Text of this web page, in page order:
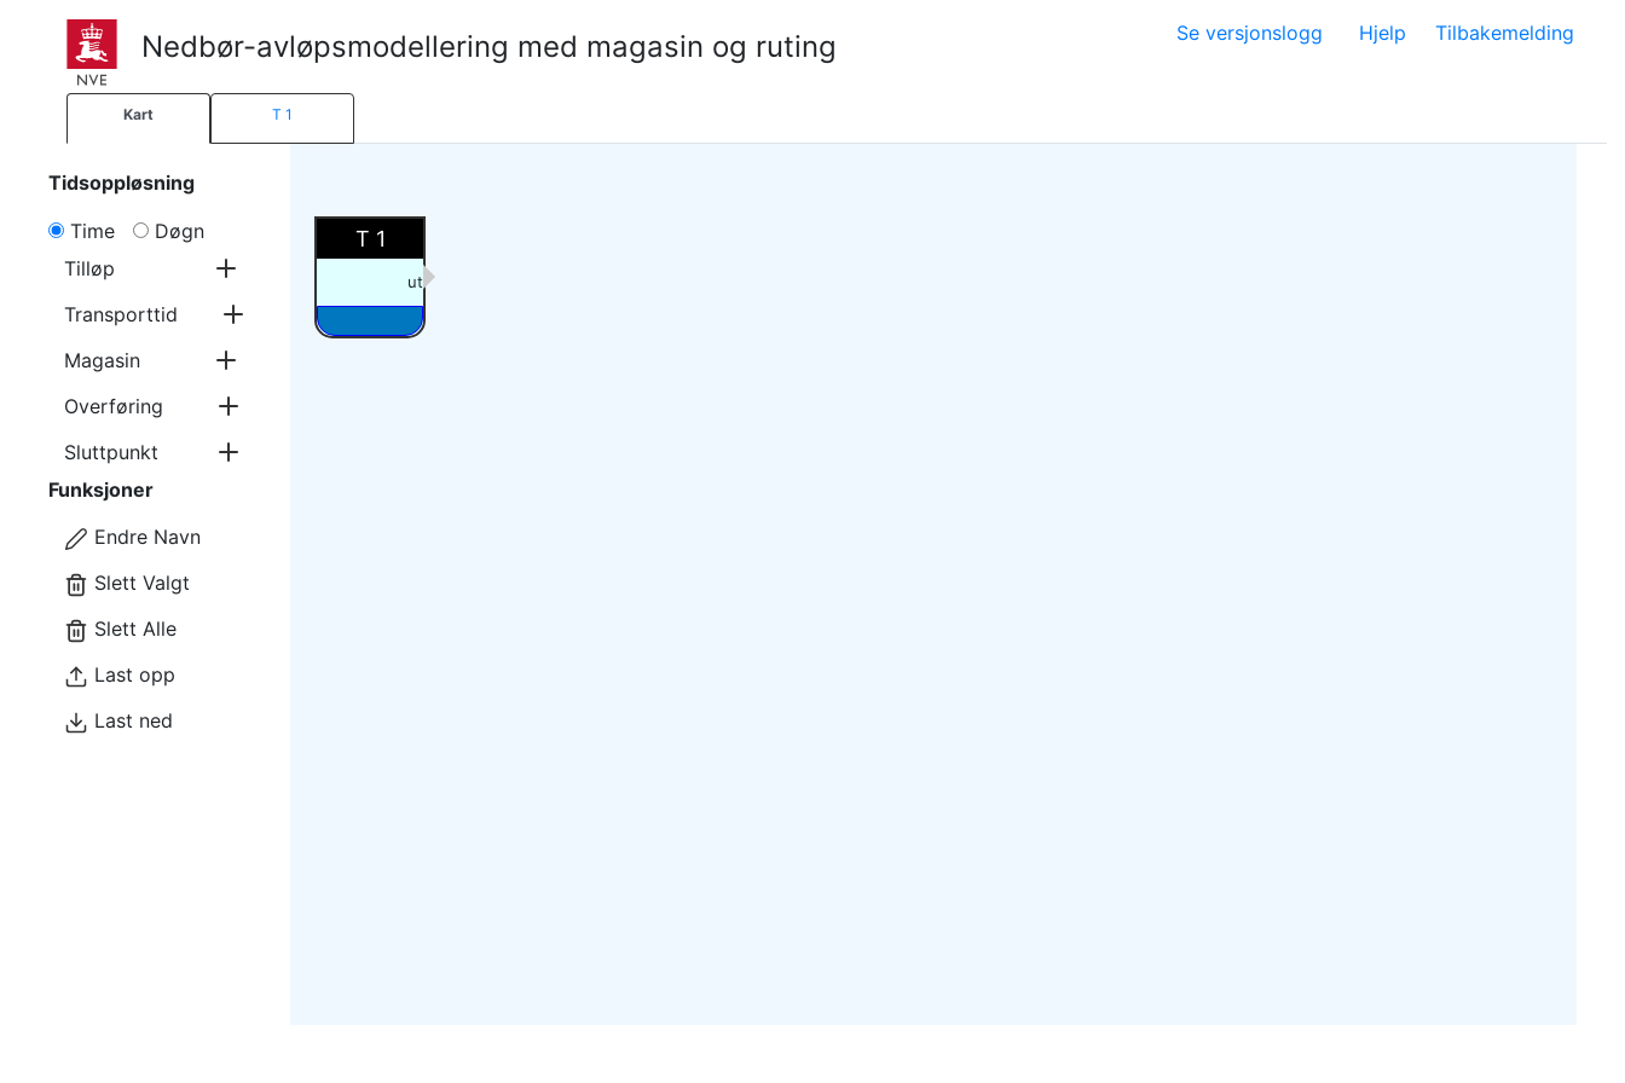
Nedbør-avløpsmodellering med magasin og ruting Se versjonslogg Tilbakemelding
Hjelp
Kart T 1
Tidsoppløsning
Time
Døgn
Tilløp
Transporttid
Magasin
Overføring
Sluttpunkt
Funksjoner
Endre Navn
Slett Valgt
Slett Alle
Last opp
Last ned
T 1
ut